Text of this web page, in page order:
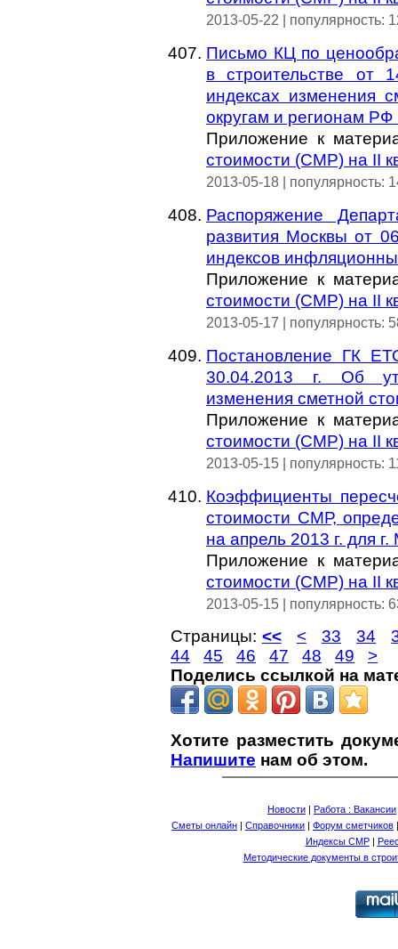
2013-05-22 | популярность:
Письмо КЦ по
в строительстве
индексах изменения
округам и регионам РФ
Приложение к
стоимости (СМР) на II
2013-05-18 | популярность:
Распоряжение
развития Москвы от
индексов
Приложение к
стоимости (СМР) на II
2013-05-17 | популярность:
Постановление ГК
30.04.2013 г. Об
изменения сметной
Приложение к
стоимости (СМР) на II
2013-05-15 | популярность:
Коэффициенты
стоимости СМР,
на апрель 2013 г. для
Приложение к
стоимости (СМР) на II
2013-05-15 | популярность:
Страницы: << < 33 34
44
45 46 47 48 49
>
Поделись ссылкой на
Хотите разместить
Напишите нам об этом.
Новости | Работа : Вакансии
Сметы онлайн | Справочники | Форум сметчиков
Индексы СМР|
Методические документы в